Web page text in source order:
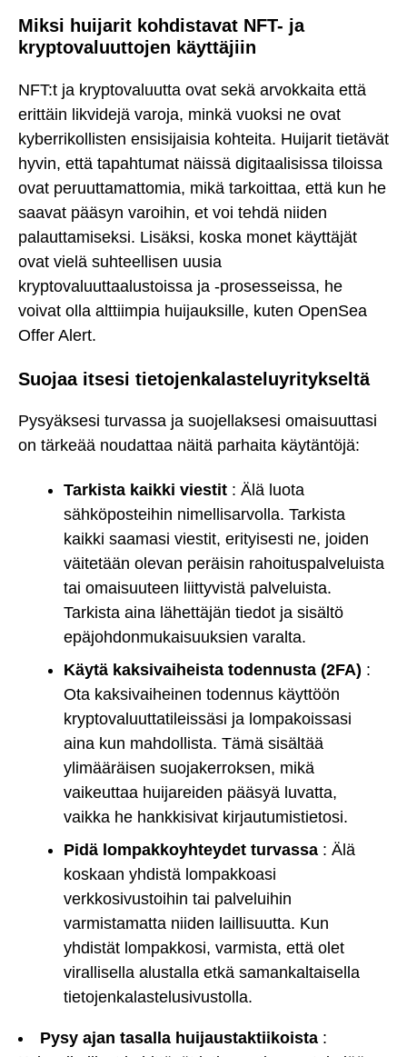
Miksi huijarit kohdistavat NFT- ja
kryptovaluuttojen käyttäjiin
NFT:t ja kryptovaluutta ovat sekä arvokkaita että
erittäin likvidejä varoja, minkä vuoksi ne ovat
kyberrikollisten ensisijaisia kohteita. Huijarit tietävät
hyvin, että tapahtumat näissä digitaalisissa tiloissa
ovat peruuttamattomia, mikä tarkoittaa, että kun he
saavat pääsyn varoihin, et voi tehdä niiden
palauttamiseksi. Lisäksi, koska monet käyttäjät
ovat vielä suhteellisen uusia
kryptovaluuttaalustoissa ja -prosesseissa, he
voivat olla alttiimpia huijauksille, kuten OpenSea
Offer Alert.
Suojaa itsesi tietojenkalasteluyritykseltä
Pysyäksesi turvassa ja suojellaksesi omaisuuttasi
on tärkeää noudattaa näitä parhaita käytäntöjä:
Tarkista kaikki viestit : Älä luota
sähköposteihin nimellisarvolla. Tarkista
kaikki saamasi viestit, erityisesti ne, joiden
väitetään olevan peräisin rahoituspalveluista
tai omaisuuteen liittyvistä palveluista.
Tarkista aina lähettäjän tiedot ja sisältö
epäjohdonmukaisuuksien varalta.
Käytä kaksivaiheista todennusta (2FA) :
Ota kaksivaiheinen todennus käyttöön
kryptovaluuttatileissäsi ja lompakoissasi
aina kun mahdollista. Tämä sisältää
ylimääräisen suojakerroksen, mikä
vaikeuttaa huijareiden pääsyä luvatta,
vaikka he hankkisivat kirjautumistietosi.
Pidä lompakkoyhteydet turvassa : Älä
koskaan yhdistä lompakkoasi
verkkosivustoihin tai palveluihin
varmistamatta niiden laillisuutta. Kun
yhdistät lompakkosi, varmista, että olet
virallisella alustalla etkä samankaltaisella
tietojenkalastelusivustolla.
Pysy ajan tasalla huijaustaktiikoista :